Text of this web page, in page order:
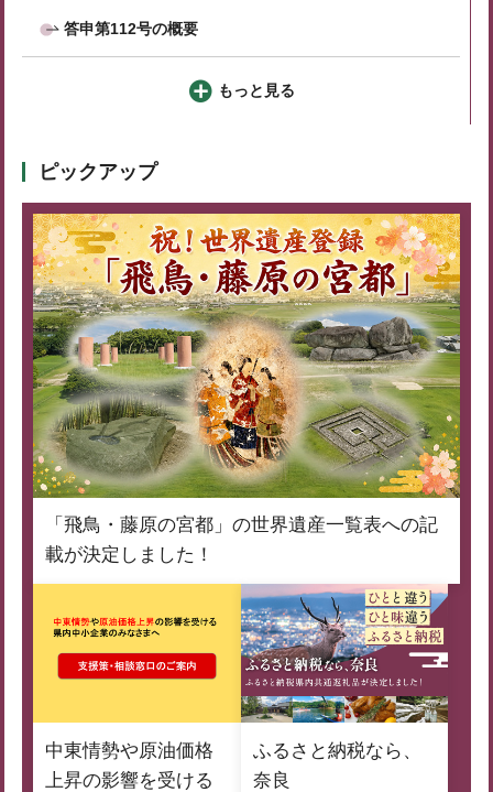
答申第112号の概要
もっと見る
ピックアップ
「飛鳥・藤原の宮都」の世界遺産一覧表への記
載が決定しました！
中東情勢や原油価格
上昇の影響を受ける
ふるさと納税なら、
奈良